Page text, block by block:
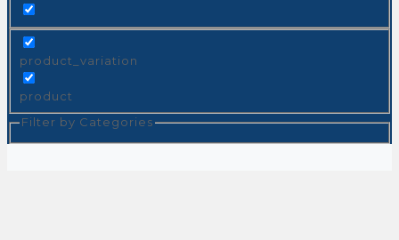
product_variation
product
Filter by Categories